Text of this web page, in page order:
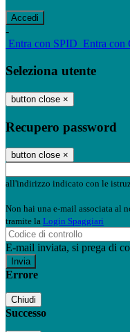
-
Entra con SPID Entra con
Seleziona utente
button close ×
Recupero password
button close ×
all'indirizzo indicato con le
Non hai una e-mail associata al
tramite la Login Spaggiari
E-mail inviata, si prega di
Errore
Chiudi
Successo